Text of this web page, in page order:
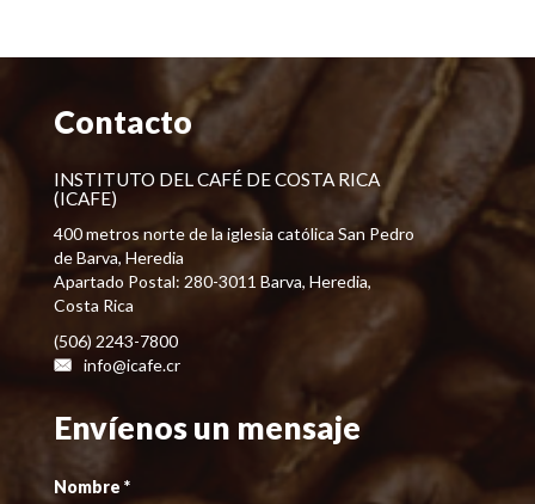
Contacto
INSTITUTO DEL CAFÉ DE COSTA RICA
(ICAFE)
400 metros norte de la iglesia católica San Pedro
de Barva, Heredia
Apartado Postal: 280-3011 Barva, Heredia,
Costa Rica
(506) 2243-7800
info@icafe.cr
Envíenos un mensaje
Nombre *